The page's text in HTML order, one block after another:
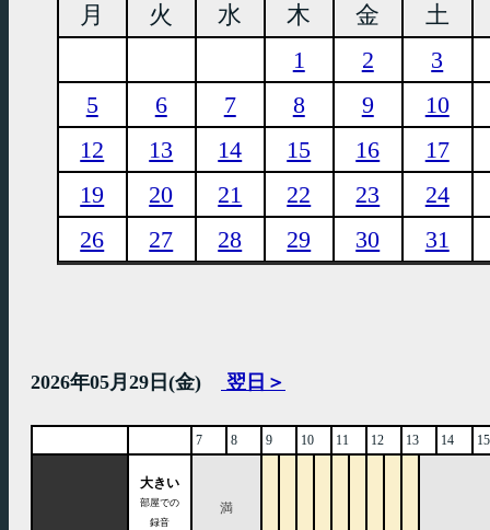
月 火 水 木 金
土
1
2
3
5
6 7 8 9
10
12
13 14 15 16
17
19
20 21 22 23
24
26
27 28 29 30 31
2026年05月29日(金) 翌日＞
7 8 9 10 11 12 13 14 15
大きい
部屋での
録音
満